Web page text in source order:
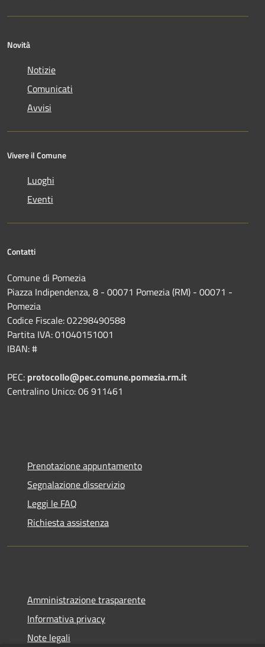
Novità
Notizie
Comunicati
Avvisi
Vivere il Comune
Luoghi
Eventi
Contatti
Comune di Pomezia
Piazza Indipendenza, 8 - 00071 Pomezia (RM) - 00071 -
Pomezia
Codice Fiscale: 02298490588
Partita IVA: 01040151001
IBAN: #
PEC: protocollo@pec.comune.pomezia.rm.it
Centralino Unico: 06 911461
Prenotazione appuntamento
Segnalazione disservizio
Leggi le FAQ
Richiesta assistenza
Amministrazione trasparente
Informativa privacy
Note legali